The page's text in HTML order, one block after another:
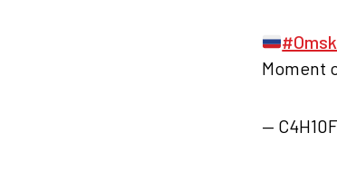
#Omsk
Moment
—